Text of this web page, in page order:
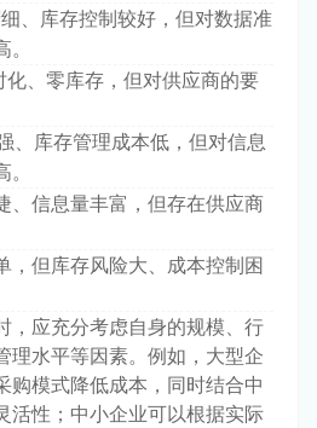
、库存控制较好，但对数据准
、零库存，但对供应商的要
、库存管理成本低，但对信息
、信息量丰富，但存在供应商
，但库存风险大、成本控制困
，应充分考虑自身的规模、行
理水平等因素。例如，大型企
购模式降低成本，同时结合中
活性；中小企业可以根据实际